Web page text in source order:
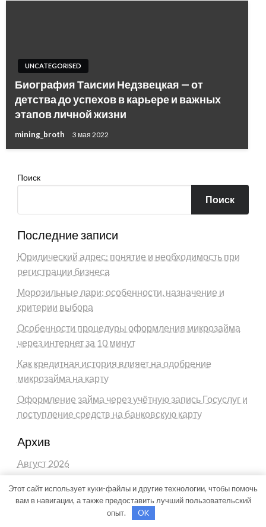
UNCATEGORISED
Биография Таисии Недзвецкая — от
детства до успехов в карьере и важных
этапов личной жизни
mining_broth 3 мая 2022
Поиск
Поиск
Последние записи
Юридический адрес: понятие и необходимость при
регистрации бизнеса
Морозильные лари: особенности, назначение и
критерии выбора
Особенности процедуры оформления микрозайма
через интернет за 10 минут
Как кредитная история влияет на одобрение
микрозайма на карту
Оформление займа через учётную запись Госуслуг и
поступление средств на банковскую карту
Архив
Август 2026
Июль 2026
Июнь 2026
Этот сайт использует куки-файлы и другие технологии, чтобы помочь
вам в навигации, а также предоставить лучший пользовательский
опыт.
OK